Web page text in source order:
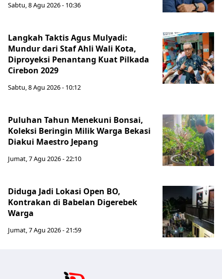
Sabtu, 8 Agu 2026 - 10:36
Langkah Taktis Agus Mulyadi:
Mundur dari Staf Ahli Wali Kota,
Diproyeksi Penantang Kuat Pilkada
Cirebon 2029
Sabtu, 8 Agu 2026 - 10:12
Puluhan Tahun Menekuni Bonsai,
Koleksi Beringin Milik Warga Bekasi
Diakui Maestro Jepang
Jumat, 7 Agu 2026 - 22:10
Diduga Jadi Lokasi Open BO,
Kontrakan di Babelan Digerebek
Warga
Jumat, 7 Agu 2026 - 21:59